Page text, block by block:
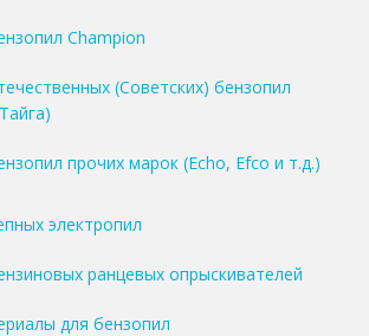
Champion
(Советских) бензопил
прочих марок (Echo, Efco и т.д.)
электропил
ранцевых опрыскивателей
для бензопил